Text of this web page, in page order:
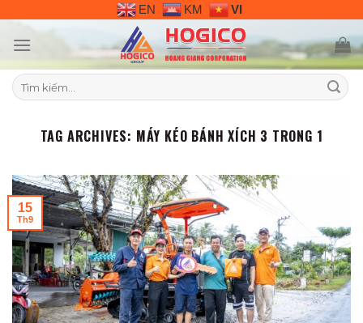
content
EN KM VI
Tìm
kiếm:
TAG ARCHIVES: MÁY KÉO BÁNH XÍCH 3 TRONG 1
15
Th9